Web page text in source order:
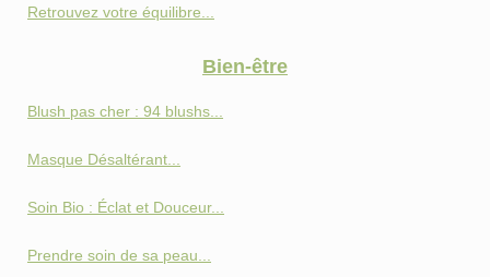
Retrouvez votre équilibre...
Bien-être
Blush pas cher : 94 blushs...
Masque Désaltérant...
Soin Bio : Éclat et Douceur...
Prendre soin de sa peau...